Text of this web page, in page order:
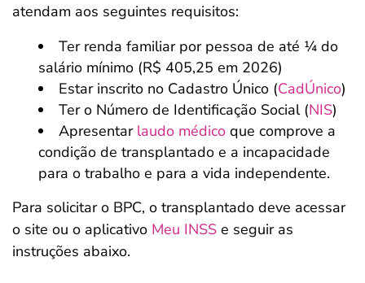
atendam aos seguintes requisitos:
Ter renda familiar por pessoa de até ¼ do
salário mínimo (R$ 405,25 em 2026)
Estar inscrito no Cadastro Único (CadÚnico)
Ter o Número de Identificação Social (NIS)
Apresentar laudo médico que comprove a
condição de transplantado e a incapacidade
para o trabalho e para a vida independente.
Para solicitar o BPC, o transplantado deve acessar
o site ou o aplicativo Meu INSS e seguir as
instruções abaixo.